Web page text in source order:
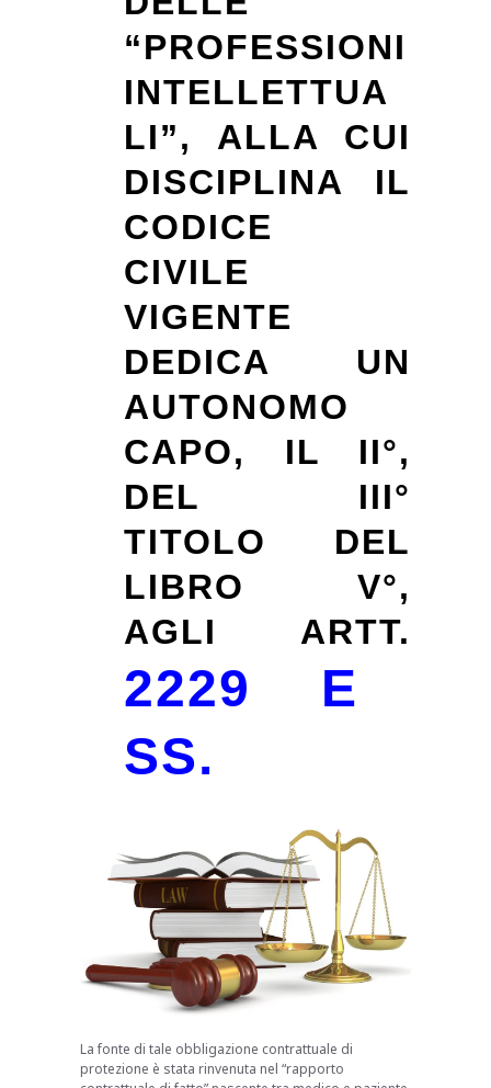
“PROFESSIONI
INTELLETTUA
LI”, ALLA CUI
DISCIPLINA IL
CODICE
CIVILE
VIGENTE
DEDICA UN
AUTONOMO
CAPO, IL II°,
DEL III°
TITOLO DEL
LIBRO V°,
AGLI ARTT.
2229 E
SS.
La fonte di tale obbligazione contrattuale di
protezione è stata rinvenuta nel “rapporto